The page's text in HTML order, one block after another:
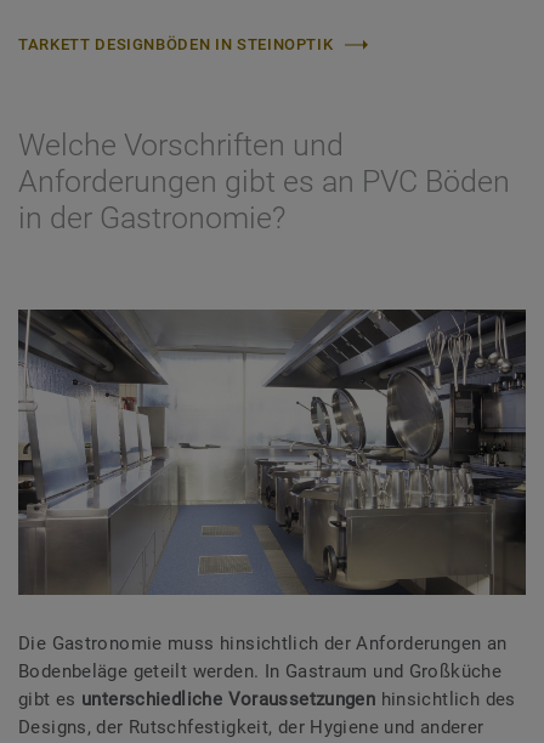
TARKETT DESIGNBÖDEN IN STEINOPTIK
Welche Vorschriften und
Anforderungen gibt es an PVC Böden
in der Gastronomie?
Die Gastronomie muss hinsichtlich der Anforderungen an
Bodenbeläge geteilt werden. In Gastraum und Großküche
gibt es unterschiedliche Voraussetzungen hinsichtlich des
Designs, der Rutschfestigkeit, der Hygiene und anderer